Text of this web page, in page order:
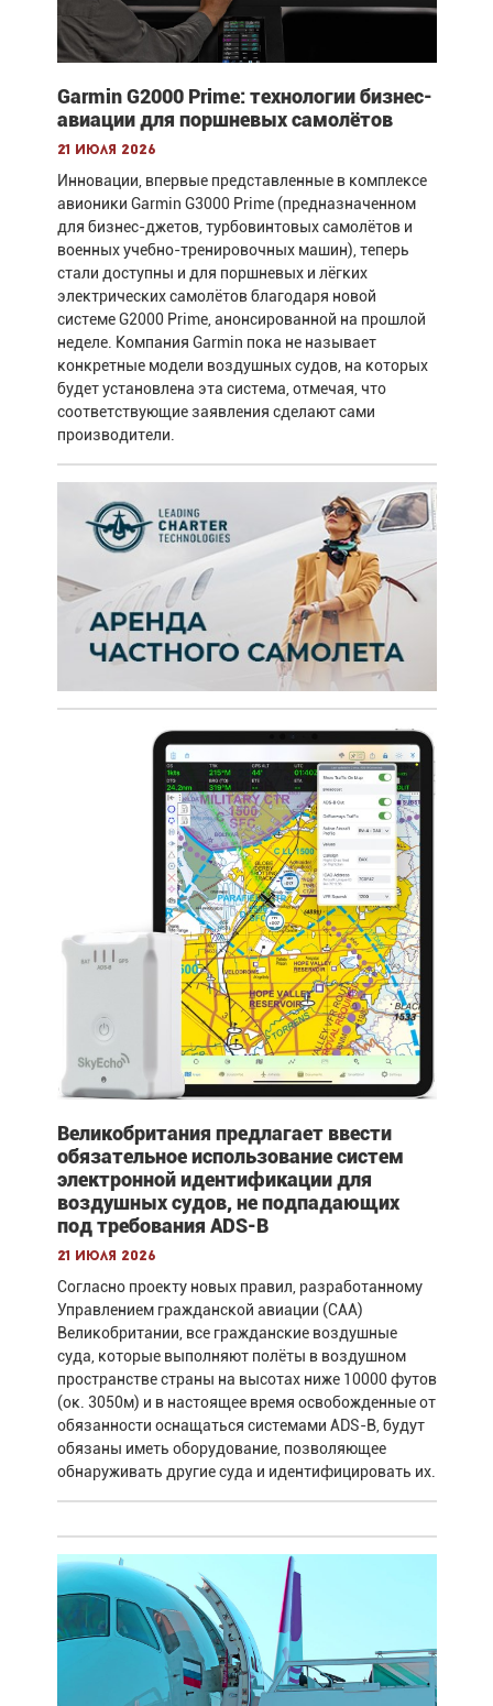
Garmin G2000 Prime: технологии бизнес-
авиации для поршневых самолётов
21 июля 2026
Инновации, впервые представленные в комплексе
авионики Garmin G3000 Prime (предназначенном
для бизнес-джетов, турбовинтовых самолётов и
военных учебно-тренировочных машин), теперь
стали доступны и для поршневых и лёгких
электрических самолётов благодаря новой
системе G2000 Prime, анонсированной на прошлой
неделе. Компания Garmin пока не называет
конкретные модели воздушных судов, на которых
будет установлена эта система, отмечая, что
соответствующие заявления сделают сами
производители.
Великобритания предлагает ввести
обязательное использование систем
электронной идентификации для
воздушных судов, не подпадающих
под требования ADS-B
21 июля 2026
Согласно проекту новых правил, разработанному
Управлением гражданской авиации (CAA)
Великобритании, все гражданские воздушные
суда, которые выполняют полёты в воздушном
пространстве страны на высотах ниже 10000 футов
(ок. 3050м) и в настоящее время освобожденные от
обязанности оснащаться системами ADS-B, будут
обязаны иметь оборудование, позволяющее
обнаруживать другие суда и идентифицировать их.